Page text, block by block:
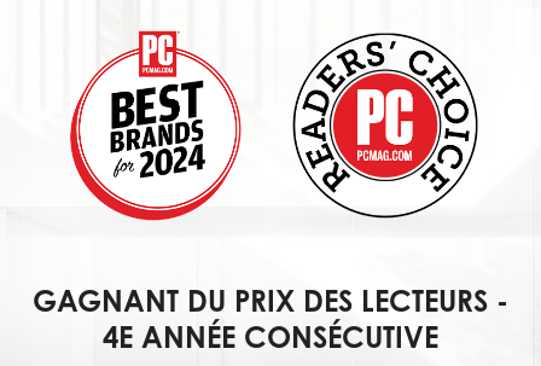
GAGNANT DU PRIX DES LECTEURS -
4E ANNÉE CONSÉCUTIVE